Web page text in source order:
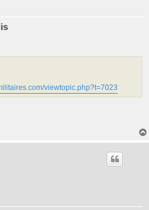
viewtopic.php?t=7023